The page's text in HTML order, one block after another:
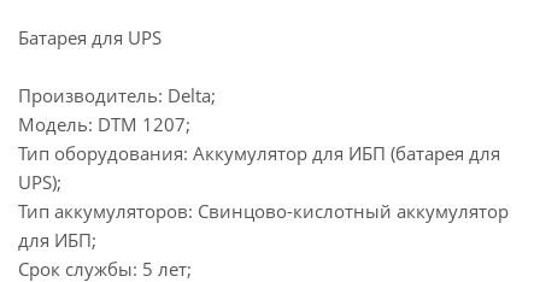
Батарея для UPS
Производитель: Delta;
Модель: DTM 1207;
Тип оборудования: Аккумулятор для ИБП (батарея для
UPS);
Тип аккумуляторов: Свинцово-кислотный аккумулятор
для ИБП;
Срок службы: 5 лет;